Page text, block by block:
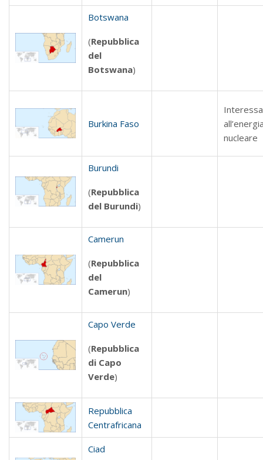
Botswana
(Repubblica
del
Botswana)
Burkina Faso
nucleare
Burundi
(Repubblica
del Burundi)
Camerun
(Repubblica
del
Camerun)
Capo Verde
(Repubblica
di Capo
Verde)
Repubblica
Centrafricana
Ciad